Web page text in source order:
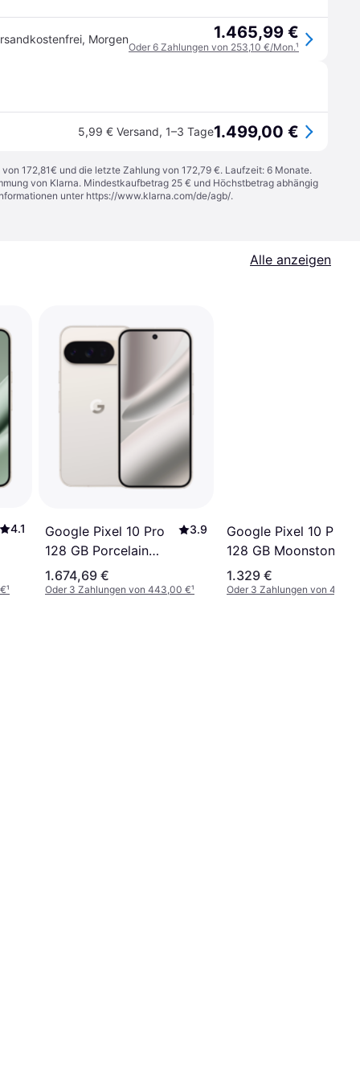
, Morgen 1.465,99 €
Oder 6 Zahlungen von 253,10 €/Mon.¹
5,99 € Versand, 1–3 Tage1.499,00 €
172,81€ und die letzte Zahlung von 172,79 €. Laufzeit: 6 Monate.
von Klarna. Mindestkaufbetrag 25 € und Höchstbetrag abhängig
unter https://www.klarna.com/de/agb/.
Alle anzeigen
4.1
¹
Google Pixel 10 Pro
128 GB Porcelain
Dual SIM
3.9
1.674,69 €
Oder 3 Zahlungen von 443,00 €¹
Google Pixel 10 Pro
128 GB Moonstone
Dual SIM
1.329 €
Oder 3 Zahlungen von